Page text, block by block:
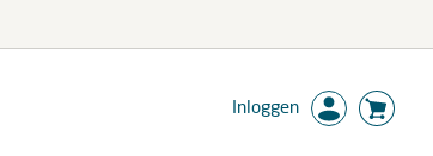
Inloggen